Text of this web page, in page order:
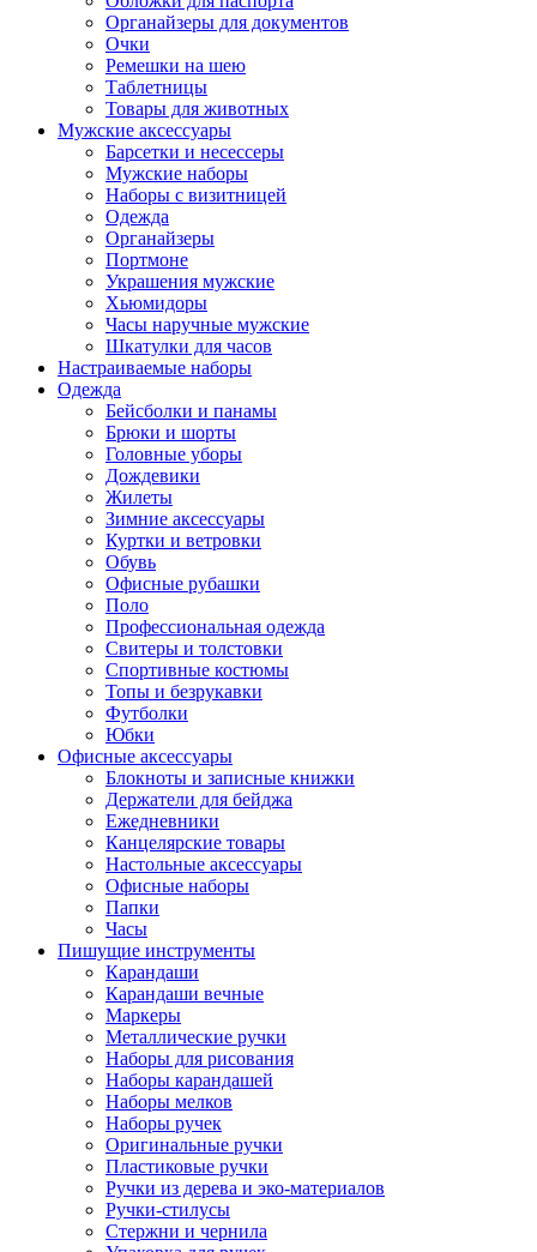
Органайзеры для документов
Очки
Ремешки на шею
Таблетницы
Товары для животных
Мужские аксессуары
Барсетки и несессеры
Мужские наборы
Наборы с визитницей
Одежда
Органайзеры
Портмоне
Украшения мужские
Хьюмидоры
Часы наручные мужские
Шкатулки для часов
Настраиваемые наборы
Одежда
Бейсболки и панамы
Брюки и шорты
Головные уборы
Дождевики
Жилеты
Зимние аксессуары
Куртки и ветровки
Обувь
Офисные рубашки
Поло
Профессиональная одежда
Свитеры и толстовки
Спортивные костюмы
Топы и безрукавки
Футболки
Юбки
Офисные аксессуары
Блокноты и записные книжки
Держатели для бейджа
Ежедневники
Канцелярские товары
Настольные аксессуары
Офисные наборы
Папки
Часы
Пишущие инструменты
Карандаши
Карандаши вечные
Маркеры
Металлические ручки
Наборы для рисования
Наборы карандашей
Наборы мелков
Наборы ручек
Оригинальные ручки
Пластиковые ручки
Ручки из дерева и эко-материалов
Ручки-стилусы
Стержни и чернила